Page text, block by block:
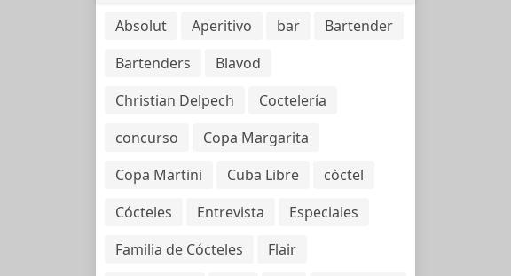
Absolut Aperitivo bar
Bartender
Bartenders
Blavod
Christian Delpech
Coctelería
concurso
Copa Margarita
Copa Martini
Cuba Libre
còctel
Cócteles
Entrevista
Especiales
Familia de Cócteles
Flair